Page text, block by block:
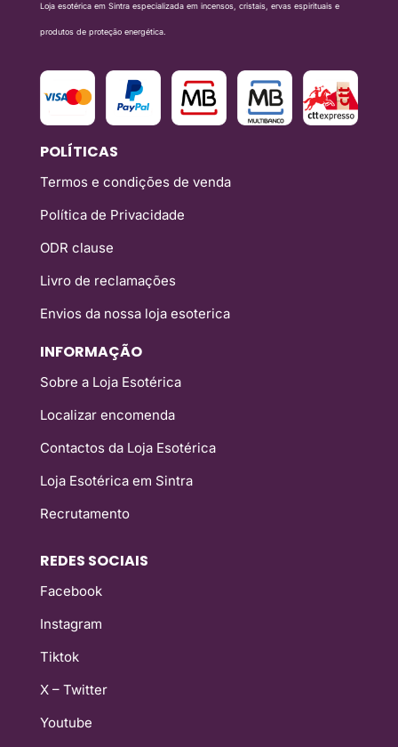
Loja esotérica em Sintra especializada em incensos, cristais, ervas espirituais e
produtos de proteção energética.
POLÍTICAS
Termos e condições de venda
Política de Privacidade
ODR clause
Livro de reclamações
Envios da nossa loja esoterica
INFORMAÇÃO
Sobre a Loja Esotérica
Localizar encomenda
Contactos da Loja Esotérica
Loja Esotérica em Sintra
Recrutamento
REDES SOCIAIS
Facebook
Instagram
Tiktok
X – Twitter
Youtube